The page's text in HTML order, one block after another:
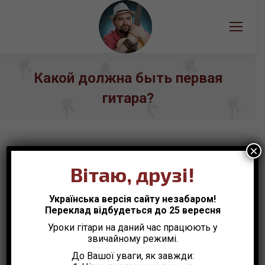
Какой должна быть первая
гитара?
2015
Полезные статьиВітаю, друзі!
Українська версія сайту незабаром!
Переклад відбудеться до 25 вересня
Уроки гітари на даний час працюють у
звичайному режимі.
До Вашої уваги, як завжди:
×